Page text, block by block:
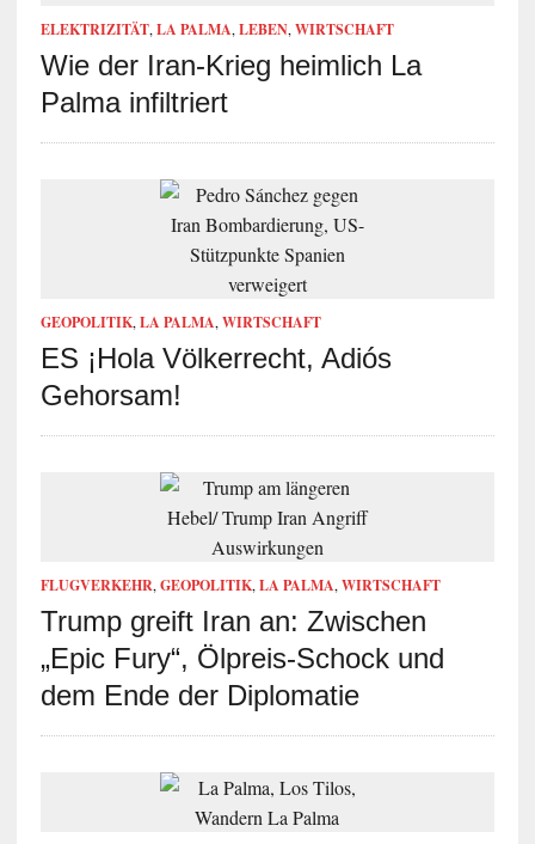
ELEKTRIZITÄT,LA PALMA,LEBEN,WIRTSCHAFT
Wie der Iran-Krieg heimlich La
Palma infiltriert
GEOPOLITIK,LA PALMA,WIRTSCHAFT
ES ¡Hola Völkerrecht, Adiós
Gehorsam!
FLUGVERKEHR,GEOPOLITIK,LA PALMA,WIRTSCHAFT
Trump greift Iran an: Zwischen
„Epic Fury“, Ölpreis-Schock und
dem Ende der Diplomatie